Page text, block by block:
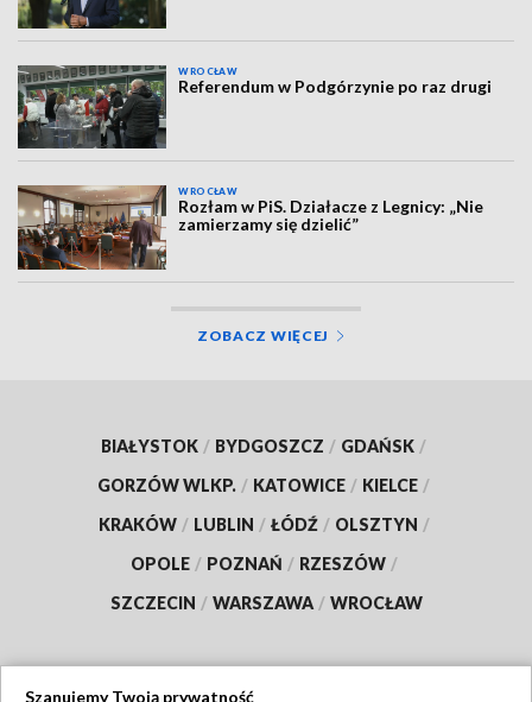
WROCŁAW
Referendum w Podgórzynie po raz drugi
WROCŁAW
Rozłam w PiS. Działacze z Legnicy: „Nie
zamierzamy się dzielić”
ZOBACZ WIĘCEJ
BIAŁYSTOK / BYDGOSZCZ / GDAŃSK /
GORZÓW WLKP. / KATOWICE / KIELCE /
KRAKÓW / LUBLIN / ŁÓDŹ / OLSZTYN /
OPOLE / POZNAŃ / RZESZÓW /
SZCZECIN / WARSZAWA / WROCŁAW
Szanujemy Twoją prywatność